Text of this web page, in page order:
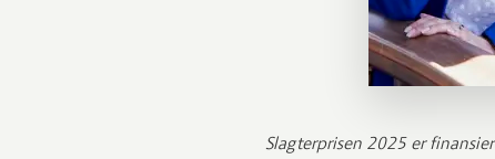
Slagterprisen 2025 er